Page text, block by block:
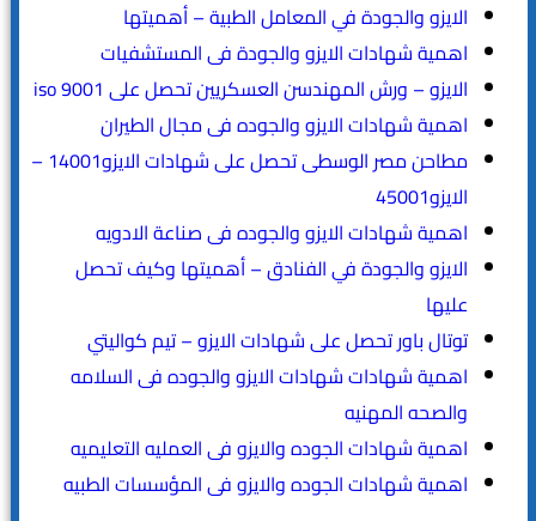
الايزو والجودة في المعامل الطبية – أهميتها
اهمية شهادات الايزو والجودة فى المستشفيات
الايزو – ورش المهندسن العسكريين تحصل على iso 9001
اهمية شهادات الايزو والجوده فى مجال الطيران
مطاحن مصر الوسطى تحصل على شهادات الايزو14001 –
الايزو45001
اهمية شهادات الايزو والجوده فى صناعة الادويه
الايزو والجودة في الفنادق – أهميتها وكيف تحصل
عليها
توتال باور تحصل على شهادات الايزو – تيم كواليتي
اهمية شهادات شهادات الايزو والجوده فى السلامه
والصحه المهنيه
اهمية شهادات الجوده والايزو فى العمليه التعليميه
اهمية شهادات الجوده والايزو فى المؤسسات الطبيه